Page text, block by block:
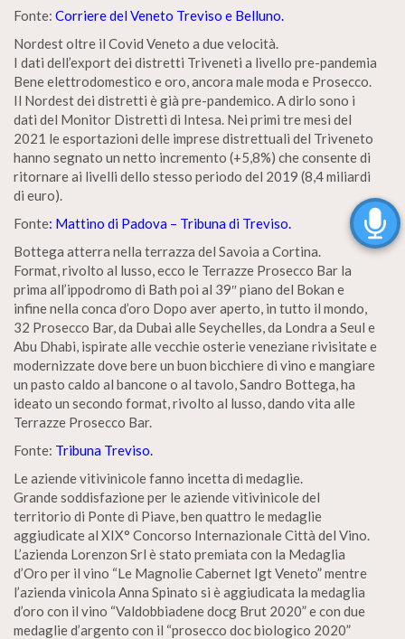
Fonte: Corriere del Veneto Treviso e Belluno.
Nordest oltre il Covid Veneto a due velocità.
I dati dell’export dei distretti Triveneti a livello pre-pandemia
Bene elettrodomestico e oro, ancora male moda e Prosecco.
Il Nordest dei distretti è già pre-pandemico. A dirlo sono i
dati del Monitor Distretti di Intesa. Nei primi tre mesi del
2021 le esportazioni delle imprese distrettuali del Triveneto
hanno segnato un netto incremento (+5,8%) che consente di
ritornare ai livelli dello stesso periodo del 2019 (8,4 miliardi
di euro).
Fonte: Mattino di Padova – Tribuna di Treviso.
Bottega atterra nella terrazza del Savoia a Cortina.
Format, rivolto al lusso, ecco le Terrazze Prosecco Bar la
prima all’ippodromo di Bath poi al 39″ piano del Bokan e
infine nella conca d’oro Dopo aver aperto, in tutto il mondo,
32 Prosecco Bar, da Dubai alle Seychelles, da Londra a Seul e
Abu Dhabi, ispirate alle vecchie osterie veneziane rivisitate e
modernizzate dove bere un buon bicchiere di vino e mangiare
un pasto caldo al bancone o al tavolo, Sandro Bottega, ha
ideato un secondo format, rivolto al lusso, dando vita alle
Terrazze Prosecco Bar.
Fonte: Tribuna Treviso.
Le aziende vitivinicole fanno incetta di medaglie.
Grande soddisfazione per le aziende vitivinicole del
territorio di Ponte di Piave, ben quattro le medaglie
aggiudicate al XIX° Concorso Internazionale Città del Vino.
L’azienda Lorenzon Srl è stato premiata con la Medaglia
d’Oro per il vino “Le Magnolie Cabernet Igt Veneto” mentre
l’azienda vinicola Anna Spinato si è aggiudicata la medaglia
d’oro con il vino “Valdobbiadene docg Brut 2020” e con due
medaglie d’argento con il “prosecco doc biologico 2020”